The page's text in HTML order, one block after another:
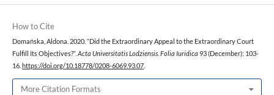
How to Cite
Domańska, Aldona. 2020. “Did the Extraordinary Appeal to the Extraordinary Court
Fulfill Its Objectives?”.Acta Universitatis Lodziensis. Folia Iuridica 93 (December): 103-
16. https://doi.org/10.18778/0208-6069.93.07.
More Citation Formats